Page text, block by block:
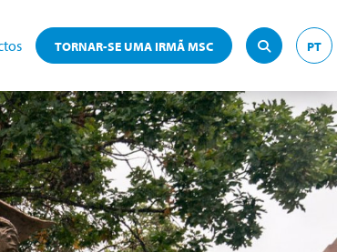
TORNAR-SE UMA IRMÃ MSC PT